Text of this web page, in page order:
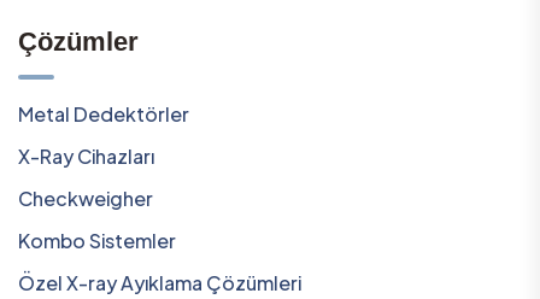
Çözümler
Metal Dedektörler
X-Ray Cihazları
Checkweigher
Kombo Sistemler
Özel X-ray Ayıklama Çözümleri